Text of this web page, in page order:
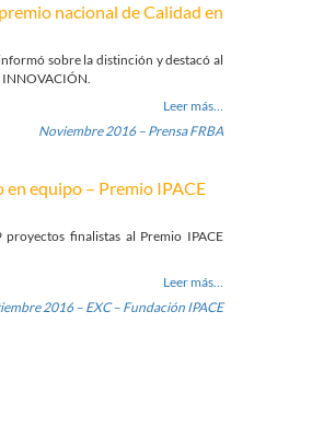
nacional de Calidad en
sobre la distinción y destacó al
INNOVACIÓN.
Leer más…
Noviembre 2016 – Prensa FRBA
equipo – Premio IPACE
finalistas al Premio IPACE
Leer más…
2016 – EXC – Fundación IPACE